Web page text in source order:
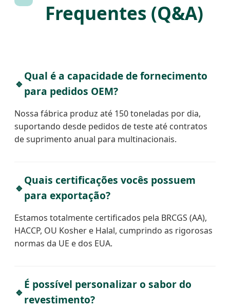
Frequentes (Q&A)
🔹
Qual é a capacidade de fornecimento
para pedidos OEM?
Nossa fábrica produz até 150 toneladas por dia,
suportando desde pedidos de teste até contratos
de suprimento anual para multinacionais.
🔹
Quais certificações vocês possuem
para exportação?
Estamos totalmente certificados pela BRCGS (AA),
HACCP, OU Kosher e Halal, cumprindo as rigorosas
normas da UE e dos EUA.
🔹
É possível personalizar o sabor do
revestimento?